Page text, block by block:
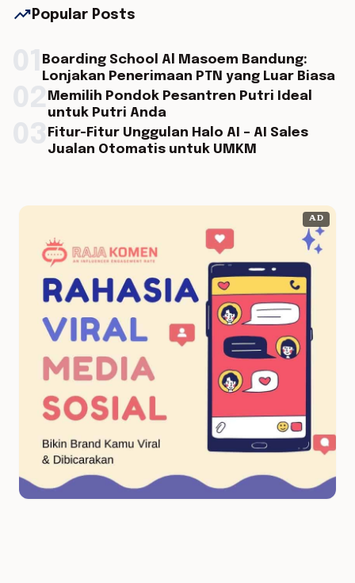
trending_up Popular Posts
Boarding School Al Masoem Bandung:
Lonjakan Penerimaan PTN yang Luar Biasa
Memilih Pondok Pesantren Putri Ideal
untuk Putri Anda
Fitur-Fitur Unggulan Halo AI – AI Sales
Jualan Otomatis untuk UMKM
AD